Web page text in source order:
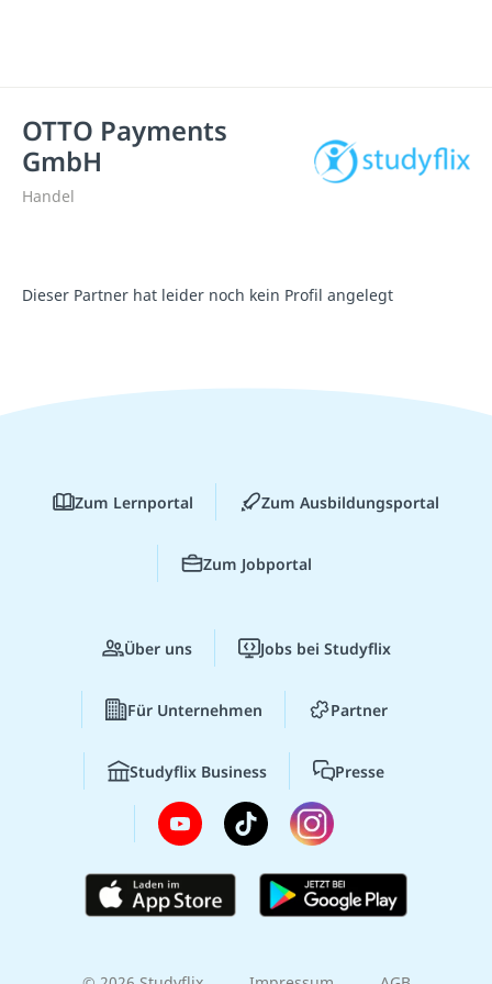
OTTO Payments
GmbH
Handel
Dieser Partner hat leider noch kein Profil angelegt
Zum Lernportal Zum Ausbildungsportal
Zum Jobportal
Über uns Jobs bei Studyflix
Für Unternehmen Partner
Studyflix Business Presse